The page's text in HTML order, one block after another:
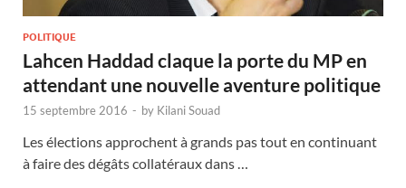
POLITIQUE
Lahcen Haddad claque la porte du MP en
attendant une nouvelle aventure politique
15 septembre 2016 - by Kilani Souad
Les élections approchent à grands pas tout en continuant
à faire des dégâts collatéraux dans …